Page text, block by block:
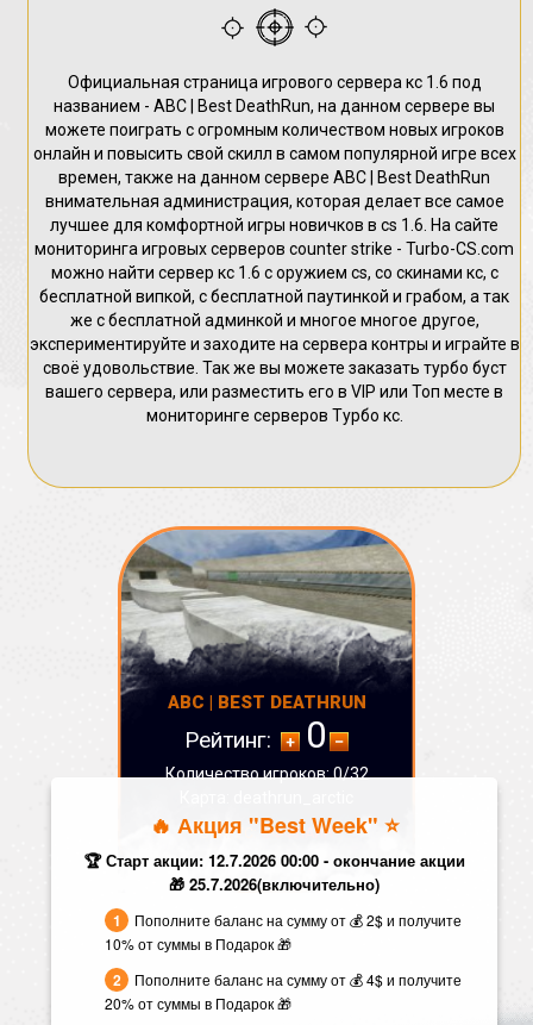
Официальная страница игрового сервера кс 1.6 под
названием - ABC | Best DeathRun, на данном сервере вы
можете поиграть с огромным количеством новых игроков
онлайн и повысить свой скилл в самом популярной игре всех
времен, также на данном сервере ABC | Best DeathRun
внимательная администрация, которая делает все самое
лучшее для комфортной игры новичков в cs 1.6. На сайте
мониторинга игровых серверов counter strike - Turbo-CS.com
можно найти сервер кс 1.6 с оружием cs, со скинами кс, с
бесплатной випкой, с бесплатной паутинкой и грабом, а так
же с бесплатной админкой и многое многое другое,
экспериментируйте и заходите на сервера контры и играйте в
своё удовольствие. Так же вы можете заказать турбо буст
вашего сервера, или разместить его в VIP или Топ месте в
мониторинге серверов Турбо кс.
ABC | BEST DEATHRUN
Рейтинг: 0
Количество игроков: 0/32
СТАТУС: ОФФЛАЙН
🔥 Акция "Best Week" ⭐️
🏆 Старт акции: 12.7.2026 00:00 - окончание акции
🎁 25.7.2026(включительно)
Пополните баланс на сумму от 💰 2$ и получите
10% от суммы в Подарок 🎁
Пополните баланс на сумму от 💰 4$ и получите
20% от суммы в Подарок 🎁